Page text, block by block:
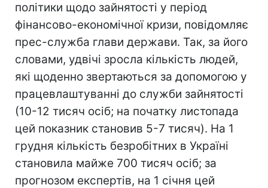
політики щодо зайнятості у період
фінансово-економічної кризи, повідомляє
прес-служба глави держави. Так, за його
словами, удвічі зросла кількість людей,
які щоденно звертаються за допомогою у
працевлаштуванні до служби зайнятості
(10-12 тисяч осіб; на початку листопада
цей показник становив 5-7 тисяч). На 1
грудня кількість безробітних в Україні
становила майже 700 тисяч осіб; за
прогнозом експертів, на 1 січня цей